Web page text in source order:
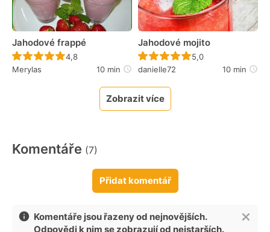
Jahodové frappé
Recept ještě nebyl hodnocen
4,8
Merylas
10 min
Jahodové mojito
Recept ještě nebyl
5,0
danielle72
10 min
Zobrazit více
Komentáře (7)
Přidat komentář
Komentáře jsou řazeny od nejnovějších.
Odpovědi k nim se zobrazují od nejstarších.